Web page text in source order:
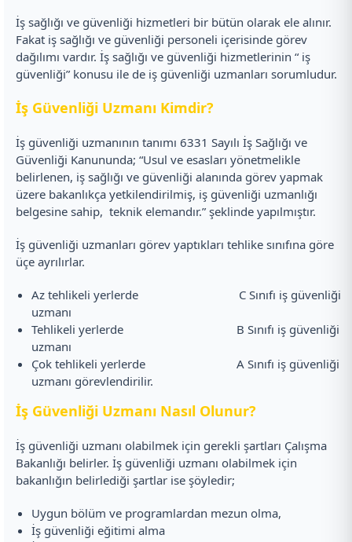
İş sağlığı ve güvenliği hizmetleri bir bütün olarak ele alınır.
Fakat iş sağlığı ve güvenliği personeli içerisinde görev
dağılımı vardır. İş sağlığı ve güvenliği hizmetlerinin “ iş
güvenliği” konusu ile de iş güvenliği uzmanları sorumludur.
İş Güvenliği Uzmanı Kimdir?
İş güvenliği uzmanının tanımı 6331 Sayılı İş Sağlığı ve
Güvenliği Kanununda; “Usul ve esasları yönetmelikle
belirlenen, iş sağlığı ve güvenliği alanında görev yapmak
üzere bakanlıkça yetkilendirilmiş, iş güvenliği uzmanlığı
belgesine sahip, teknik elemandır.” şeklinde yapılmıştır.
İş güvenliği uzmanları görev yaptıkları tehlike sınıfına göre
üçe ayrılırlar.
Az tehlikeli yerlerde C Sınıfı iş güvenliği
uzmanı
Tehlikeli yerlerde B Sınıfı iş güvenliği
uzmanı
Çok tehlikeli yerlerde A Sınıfı iş güvenliği
uzmanı görevlendirilir.
İş Güvenliği Uzmanı Nasıl Olunur?
İş güvenliği uzmanı olabilmek için gerekli şartları Çalışma
Bakanlığı belirler. İş güvenliği uzmanı olabilmek için
bakanlığın belirlediği şartlar ise şöyledir;
Uygun bölüm ve programlardan mezun olma,
İş güvenliği eğitimi alma